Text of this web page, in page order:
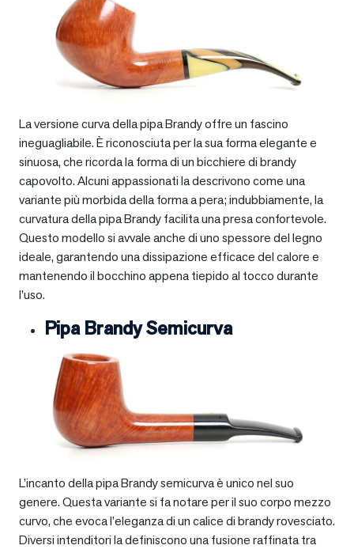
La versione curva della pipa Brandy offre un fascino
ineguagliabile. È riconosciuta per la sua forma elegante e
sinuosa, che ricorda la forma di un bicchiere di brandy
capovolto. Alcuni appassionati la descrivono come una
variante più morbida della forma a pera; indubbiamente, la
curvatura della pipa Brandy facilita una presa confortevole.
Questo modello si avvale anche di uno spessore del legno
ideale, garantendo una dissipazione efficace del calore e
mantenendo il bocchino appena tiepido al tocco durante
l’uso.
Pipa Brandy Semicurva
L’incanto della pipa Brandy semicurva è unico nel suo
genere. Questa variante si fa notare per il suo corpo mezzo
curvo, che evoca l’eleganza di un calice di brandy rovesciato.
Diversi intenditori la definiscono una fusione raffinata tra